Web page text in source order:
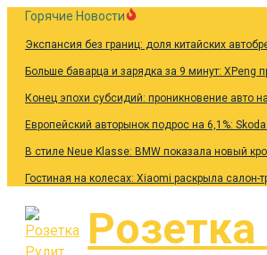
Перейти
Горячие Новости
Экспансия без границ: доля китайских
Больше баварца и зарядка за 9 минут: XPeng
Конец эпохи субсидий: проникновение авто
Европейский авторынок подрос на 6,1%:
В стиле Neue Klasse: BMW показала новый
Гостиная на колесах: Xiaomi раскрыла